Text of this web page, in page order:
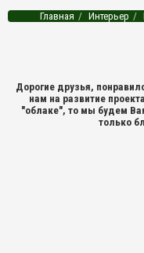
Главная Интерьер
Дорогие друзья,
нам на развитие
"облаке", то мы будем
только